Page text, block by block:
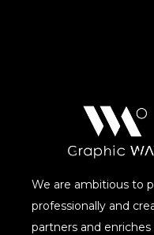
We are ambitious to
professionally and
partners and